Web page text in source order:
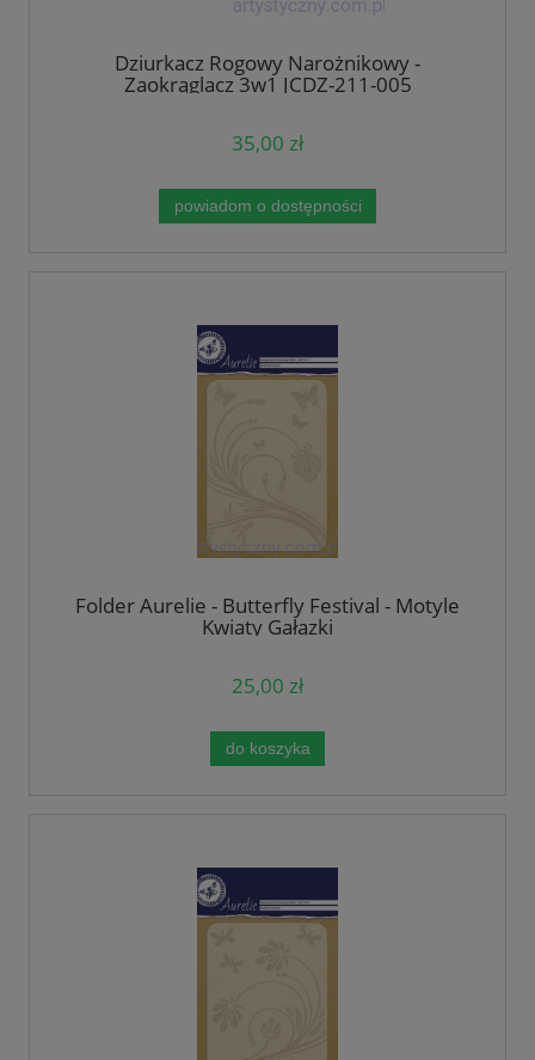
Dziurkacz Rogowy Narożnikowy -
Zaokrąglacz 3w1 JCDZ-211-005
35,00 zł
powiadom o dostępności
Folder Aurelie - Butterfly Festival - Motyle
Kwiaty Gałązki
25,00 zł
do koszyka